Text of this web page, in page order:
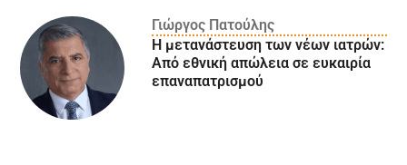
Γιώργος Πατούλης
Η μετανάστευση των νέων ιατρών:
Aπό εθνική απώλεια σε ευκαιρία
επαναπατρισμού